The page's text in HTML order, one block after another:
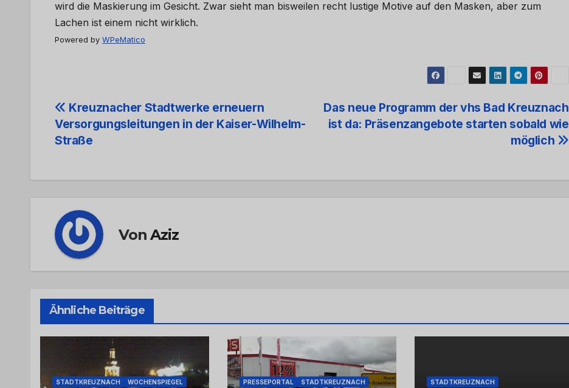
wird die Maskierung im Gesicht. Zwar sieht man bisweilen recht lustige Motive auf den Masken, aber zum
Lachen ist einem nicht wirklich.
Powered by WPeMatico
Beitrags-
Navigation
Das neue Programm der vhs Bad Kreuznach
ist da: Präsenzangebote starten sobald wie
möglich
Kreuznacher Stadtwerke erneuern
Versorgungsleitungen in der Kaiser-Wilhelm-
Straße
VonAziz
Ähnliche Beiträge
STADTKREUZNACH WOCHENSPIEGEL PRESSEPORTAL STADTKREUZNACH STADTKREUZNACH